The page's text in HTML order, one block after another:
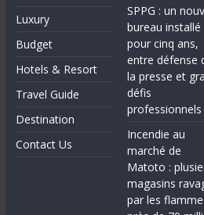
Luxury
Budget
Hotels & Resort
Travel Guide
Destination
Contact Us
SPPG : un
bureau installé
pour cinq ans,
entre défense
la presse et
défis
professionnels
Incendie au
marché de
Matoto :
magasins
par les